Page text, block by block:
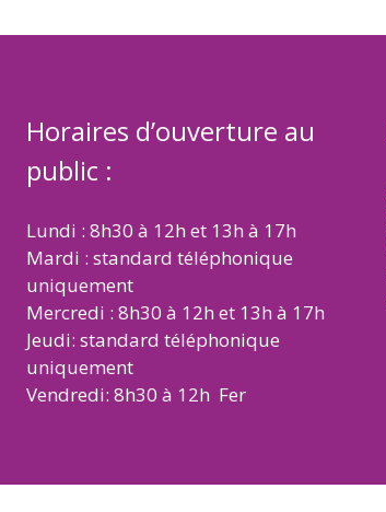
Horaires d’ouverture au
public :
Lundi : 8h30 à 12h et 13h à 17h
Mardi : standard téléphonique
uniquement
Mercredi : 8h30 à 12h et 13h à 17h
Jeudi: standard téléphonique
uniquement
Vendredi: 8h30 à 12h Fer